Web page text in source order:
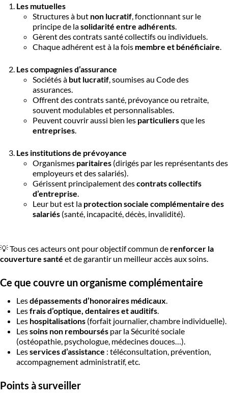
Les mutuelles
Structures à but non lucratif , fonctionnant sur le
principe de lasolidarité entre adhérents
Gèrent des contrats santé collectifs ou individuels.
Chaque adhérent est à la fois membre et bénéficiaire
Les compagnies d’assurance
Sociétés à but lucratif , soumises au Code des
assurances.
Offrent des contrats santé, prévoyance ou retraite,
souvent modulables et personnalisables.
Peuvent couvrir aussi bien les particuliersque les
entreprises
Les institutions de prévoyance
Organismes paritaires (dirigés par les représentants des
employeurs et des salariés).
Gérissent principalement descontrats collectifs
d’entreprise
Leur but est la protection sociale complémentaire des
salariés (santé, incapacité, décès, invalidité).
💡 Tous ces acteurs ont pour objectif commun de renforcer la
couverture santé et de garantir un meilleur accès aux soins.
Ce que couvre un organisme complémentaire
Lesdépassements d’honoraires médicaux.
Lesfrais d’optique, dentaires et auditifs.
Les hospitalisations (forfait journalier, chambre individuelle).
Lessoins non remboursés par la Sécurité sociale
(ostéopathie, psychologue, médecines douces…).
Lesservices d’assistance : téléconsultation, prévention,
accompagnement administratif, etc.
Points à surveiller